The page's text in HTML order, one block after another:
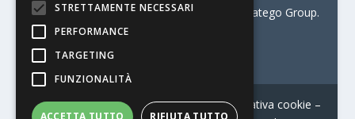
Stampamedia.net è una delle testate di Stratego Group.
Partita IVA07921450156
Contatti–Informativa privacy–Informativa cookie –
STRETTAMENTE NECESSARI
PERFORMANCE
TARGETING
FUNZIONALITÀ
ACCETTA TUTTO RIFIUTA TUTTO